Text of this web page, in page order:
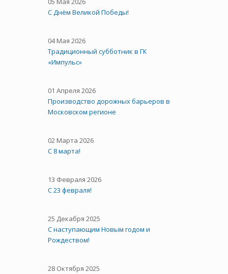
C Днём Великой Победы!
04 Мая 2026
Традиционный субботник в ГК
«Импульс»
01 Апреля 2026
Производство дорожных барьеров в
Московском регионе
02 Марта 2026
С 8 марта!
13 Февраля 2026
С 23 февраля!
25 Декабря 2025
С наступающим Новым годом и
Рождеством!
28 Октября 2025